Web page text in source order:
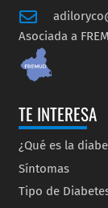
Asociada a
TE INTERESA
¿Qué es la
Síntomas
Tipo de